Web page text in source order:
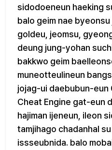
sidodoeneun haeking
balo geim nae byeonsu
goldeu, jeomsu,
deung jung-yohan
bakkwo geim
muneotteulineun
jojag-ui daebubun-eun
Cheat Engine gat-eun
hajiman ijeneun, ileon
tamjihago chadanhal
issseubnida. balo